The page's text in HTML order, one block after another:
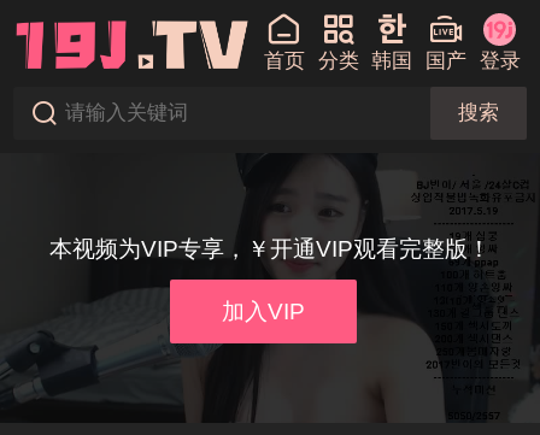
首页 分类 韩国 国产 登录
搜索
本视频为VIP专享，￥开通VIP观看完整版！
加入VIP